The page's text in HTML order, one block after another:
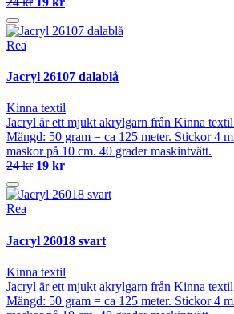
Rea
Jacryl 26107 dalablå
Kinna textil
Jacryl är ett mjukt akrylgarn från Kinna
Mängd: 50 gram = ca 125 meter. Stickor 4
maskor på 10 cm. 40 grader maskintvätt.
24 kr 19 kr
Rea
Jacryl 26018 svart
Kinna textil
Jacryl är ett mjukt akrylgarn från Kinna
Mängd: 50 gram = ca 125 meter. Stickor 4